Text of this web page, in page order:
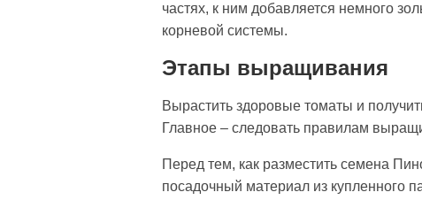
частях, к ним добавляется немного
корневой системы.
Этапы выращивания
Вырастить здоровые томаты и
Главное – следовать правилам
Перед тем, как разместить семена
посадочный материал из купленного